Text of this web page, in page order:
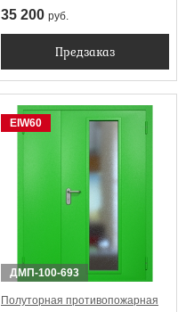
35 200 руб.
Предзаказ
EIW60
ДМП-100-693
Полуторная противопожарная